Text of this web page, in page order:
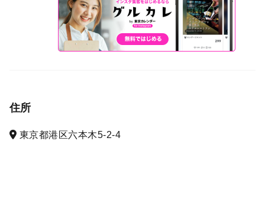
住所
東京都港区六本木5-2-4